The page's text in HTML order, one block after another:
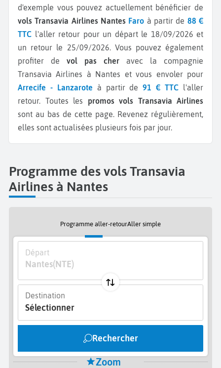
d'exemple vous pouvez actuellement bénéficier de
vols Transavia Airlines Nantes Faro à partir de 88 €
TTC l'aller retour pour un départ le 18/09/2026 et
un retour le 25/09/2026. Vous pouvez également
profiter de vol pas cher avec la compagnie
Transavia Airlines à Nantes et vous envoler pour
Arrecife - Lanzarote à partir de91 € TTC l'aller
retour. Toutes les promos vols Transavia Airlines
sont au bas de cette page. Revenez régulièrement,
elles sont actualisées plusieurs fois par jour.
Programme des vols Transavia
Airlines à Nantes
Programme aller-retourAller simple
Départ
Nantes(NTE)
Destination
Sélectionner
Rechercher
Zoom